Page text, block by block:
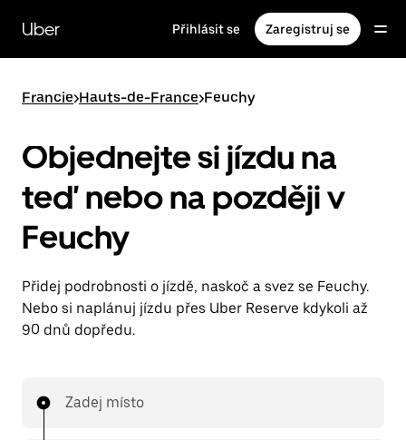
hlavní
obsah
Uber Přihlásit se Zaregistruj se
Francie>Hauts-de-France>Feuchy
Objednejte si jízdu na
teď nebo na později v
Feuchy
Přidej podrobnosti o jízdě, naskoč a svez se Feuchy.
Nebo si naplánuj jízdu přes Uber Reserve kdykoli až
90 dnů dopředu.
Zadej místo